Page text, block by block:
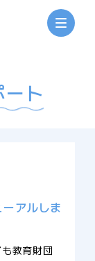
ト
アルしま
教育財団